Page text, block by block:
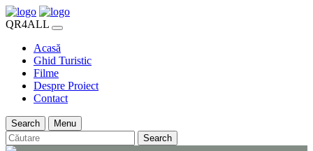
QR4ALL
Acasă
Ghid Turistic
Filme
Despre Proiect
Contact
Search
Menu
Search